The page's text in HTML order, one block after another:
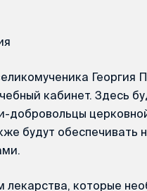
Георгия
кабинет. Здесь
добровольцы
будут обеспечивать
лекарства, которые